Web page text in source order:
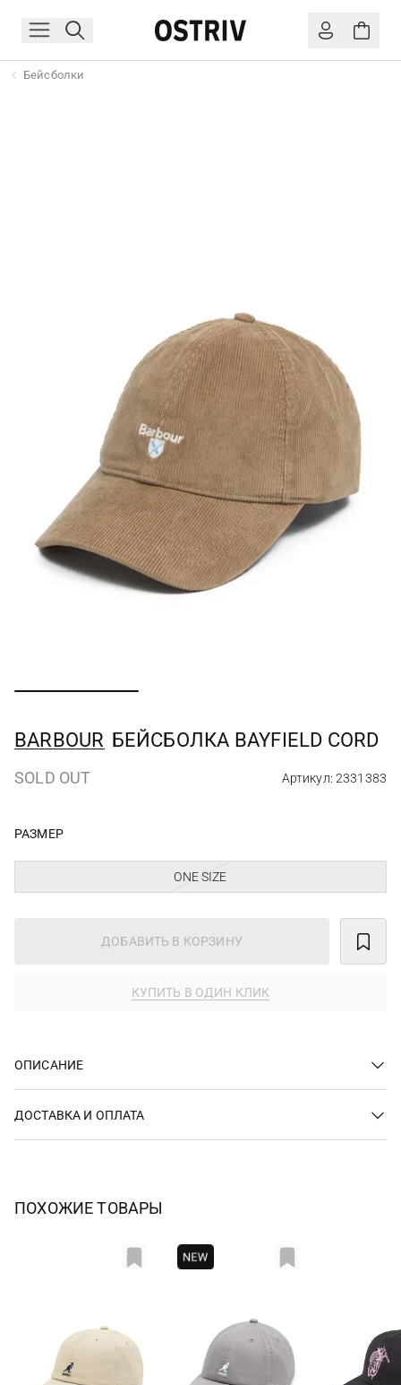
Бейсболки
BARBOUR БЕЙСБОЛКА BAYFIELD CORD
SOLD OUT Артикул: 2331383
РАЗМЕР
ONE SIZE
ДОБАВИТЬ В КОРЗИНУ
КУПИТЬ В ОДИН КЛИК
ОПИСАНИЕ
ДОСТАВКА И ОПЛАТА
ПОХОЖИЕ ТОВАРЫ